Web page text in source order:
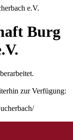
Burg
zur Verfügung: